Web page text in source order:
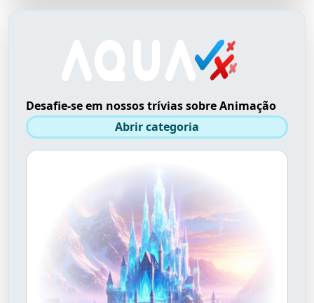
Desafie-se em nossos trívias sobre Animação
Abrir categoria